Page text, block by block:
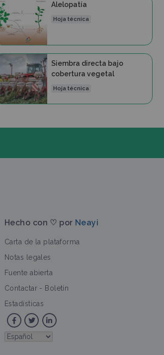
Alelopatía
Hoja técnica
Siembra directa bajo
cobertura vegetal
Hoja técnica
Hecho con ♡ por Neayi
Carta de la plataforma
Notas legales
Fuente abierta
Contactar- Boletín
Estadísticas